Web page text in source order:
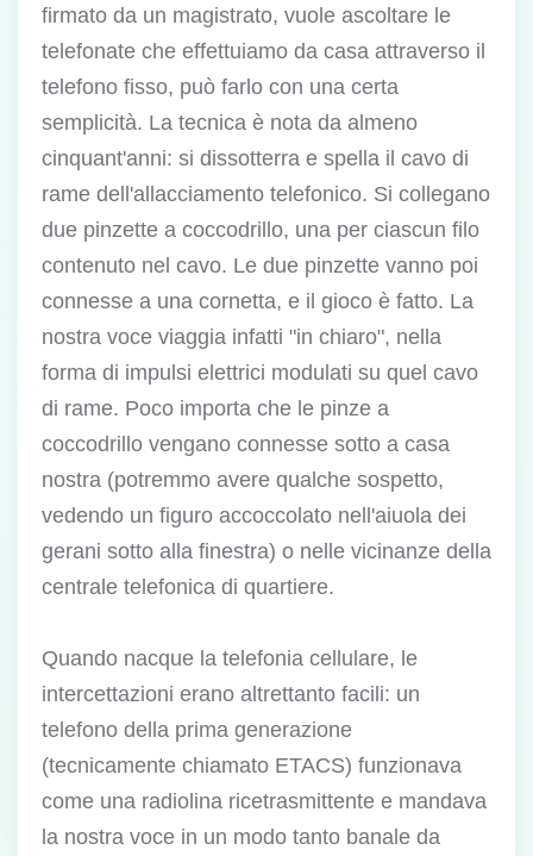
firmato da un magistrato, vuole ascoltare le
telefonate che effettuiamo da casa attraverso il
telefono fisso, può farlo con una certa
semplicità. La tecnica è nota da almeno
cinquant'anni: si dissotterra e spella il cavo di
rame dell'allacciamento telefonico. Si collegano
due pinzette a coccodrillo, una per ciascun filo
contenuto nel cavo. Le due pinzette vanno poi
connesse a una cornetta, e il gioco è fatto. La
nostra voce viaggia infatti "in chiaro", nella
forma di impulsi elettrici modulati su quel cavo
di rame. Poco importa che le pinze a
coccodrillo vengano connesse sotto a casa
nostra (potremmo avere qualche sospetto,
vedendo un figuro accoccolato nell'aiuola dei
gerani sotto alla finestra) o nelle vicinanze della
centrale telefonica di quartiere.
Quando nacque la telefonia cellulare, le
intercettazioni erano altrettanto facili: un
telefono della prima generazione
(tecnicamente chiamato ETACS) funzionava
come una radiolina ricetrasmittente e mandava
la nostra voce in un modo tanto banale da